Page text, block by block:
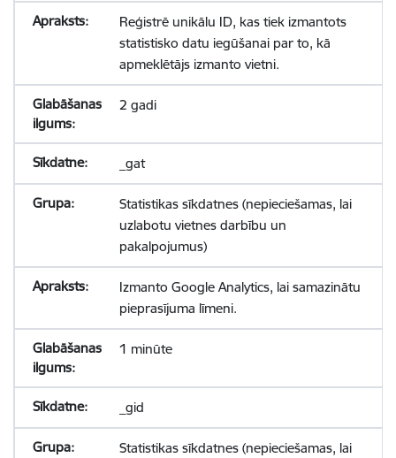
Reģistrē unikālu ID, kas tiek izmantots
statistisko datu iegūšanai par to, kā
apmeklētājs izmanto vietni.
2 gadi
_gat
Statistikas sīkdatnes (nepieciešamas, lai
uzlabotu vietnes darbību un
pakalpojumus)
Izmanto Google Analytics, lai samazinātu
pieprasījuma līmeni.
1 minūte
_gid
Statistikas sīkdatnes (nepieciešamas, lai